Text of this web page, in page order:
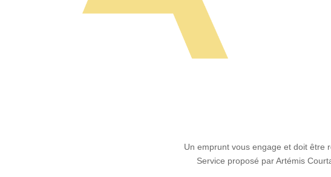
Un emprunt vous engage et doit être
Service proposé par Artémis